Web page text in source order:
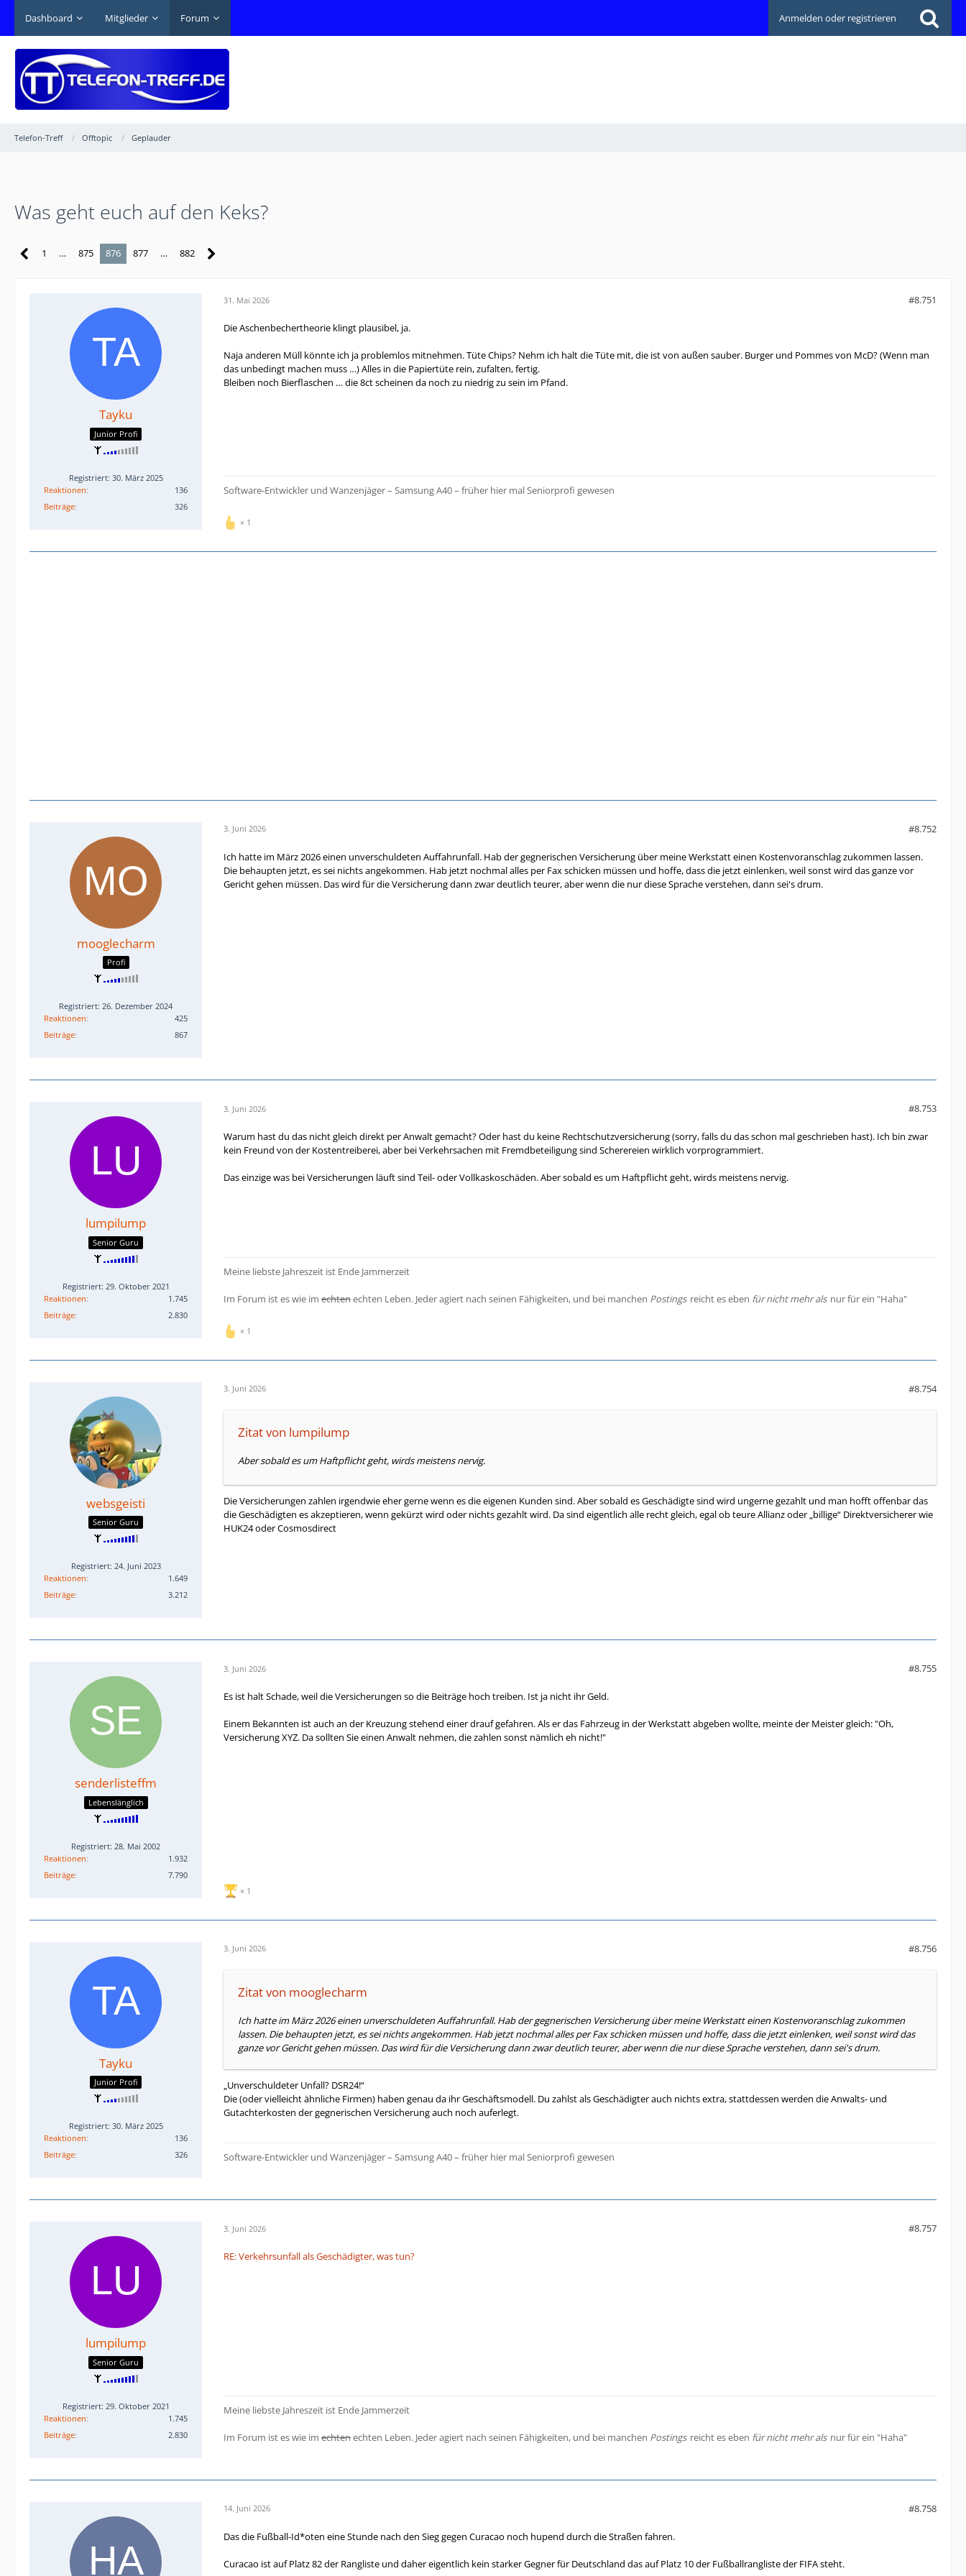
Dashboard Mitglieder Forum Anmelden oder registrieren
Telefon-Treff Offtopic Geplauder
Was geht euch auf den Keks?
1 … 875 876 877 … 882
Tayku
Junior Profi
Registriert: 30. März 2025
Reaktionen
136
Beiträge
326
31. Mai 2026 #8.751
Die Aschenbechertheorie klingt plausibel, ja.
Naja anderen Müll könnte ich ja problemlos mitnehmen. Tüte Chips? Nehm ich halt die Tüte mit, die ist von außen sauber. Burger und Pommes von McD? (Wenn man
das unbedingt machen muss …) Alles in die Papiertüte rein, zufalten, fertig.
Bleiben noch Bierflaschen … die 8ct scheinen da noch zu niedrig zu sein im Pfand.
Software-Entwickler und Wanzenjäger – Samsung A40 – früher hier mal Seniorprofi gewesen
1
mooglecharm
Profi
Registriert: 26. Dezember 2024
Reaktionen
425
Beiträge
867
3. Juni 2026 #8.752
Ich hatte im März 2026 einen unverschuldeten Auffahrunfall. Hab der gegnerischen Versicherung über meine Werkstatt einen Kostenvoranschlag zukommen lassen.
Die behaupten jetzt, es sei nichts angekommen. Hab jetzt nochmal alles per Fax schicken müssen und hoffe, dass die jetzt einlenken, weil sonst wird das ganze vor
Gericht gehen müssen. Das wird für die Versicherung dann zwar deutlich teurer, aber wenn die nur diese Sprache verstehen, dann sei's drum.
lumpilump
Senior Guru
Registriert: 29. Oktober 2021
Reaktionen
1.745
Beiträge
2.830
3. Juni 2026 #8.753
Warum hast du das nicht gleich direkt per Anwalt gemacht? Oder hast du keine Rechtschutzversicherung (sorry, falls du das schon mal geschrieben hast). Ich bin zwar
kein Freund von der Kostentreiberei, aber bei Verkehrsachen mit Fremdbeteiligung sind Scherereien wirklich vorprogrammiert.
Das einzige was bei Versicherungen läuft sind Teil- oder Vollkaskoschäden. Aber sobald es um Haftpflicht geht, wirds meistens nervig.
Meine liebste Jahreszeit ist Ende Jammerzeit
Im Forum ist es wie im echtenechten Leben. Jeder agiert nach seinen Fähigkeiten, und bei manchen Postings reicht es eben für nicht mehr als nur für ein "Haha"
1
websgeisti
Senior Guru
Registriert: 24. Juni 2023
Reaktionen
1.649
Beiträge
3.212
3. Juni 2026 #8.754
Zitat von lumpilump
Aber sobald es um Haftpflicht geht, wirds meistens nervig.
Die Versicherungen zahlen irgendwie eher gerne wenn es die eigenen Kunden sind. Aber sobald es Geschädigte sind wird ungerne gezahlt und man hofft offenbar das
die Geschädigten es akzeptieren, wenn gekürzt wird oder nichts gezahlt wird. Da sind eigentlich alle recht gleich, egal ob teure Allianz oder „billige“ Direktversicherer wie
HUK24 oder Cosmosdirect
senderlisteffm
Lebenslänglich
Registriert: 28. Mai 2002
Reaktionen
1.932
Beiträge
7.790
3. Juni 2026 #8.755
Es ist halt Schade, weil die Versicherungen so die Beiträge hoch treiben. Ist ja nicht ihr Geld.
Einem Bekannten ist auch an der Kreuzung stehend einer drauf gefahren. Als er das Fahrzeug in der Werkstatt abgeben wollte, meinte der Meister gleich: "Oh,
Versicherung XYZ. Da sollten Sie einen Anwalt nehmen, die zahlen sonst nämlich eh nicht!"
1
Tayku
Junior Profi
Registriert: 30. März 2025
Reaktionen
136
Beiträge
326
3. Juni 2026 #8.756
Zitat von mooglecharm
Ich hatte im März 2026 einen unverschuldeten Auffahrunfall. Hab der gegnerischen Versicherung über meine Werkstatt einen Kostenvoranschlag zukommen
lassen. Die behaupten jetzt, es sei nichts angekommen. Hab jetzt nochmal alles per Fax schicken müssen und hoffe, dass die jetzt einlenken, weil sonst wird das
ganze vor Gericht gehen müssen. Das wird für die Versicherung dann zwar deutlich teurer, aber wenn die nur diese Sprache verstehen, dann sei's drum.
„Unverschuldeter Unfall? DSR24!“
Die (oder vielleicht ähnliche Firmen) haben genau da ihr Geschäftsmodell. Du zahlst als Geschädigter auch nichts extra, stattdessen werden die Anwalts- und
Gutachterkosten der gegnerischen Versicherung auch noch auferlegt.
Software-Entwickler und Wanzenjäger – Samsung A40 – früher hier mal Seniorprofi gewesen
lumpilump
Senior Guru
Registriert: 29. Oktober 2021
Reaktionen
1.745
Beiträge
2.830
3. Juni 2026 #8.757
RE: Verkehrsunfall als Geschädigter, was tun?
Meine liebste Jahreszeit ist Ende Jammerzeit
Im Forum ist es wie im echtenechten Leben. Jeder agiert nach seinen Fähigkeiten, und bei manchen Postings reicht es eben für nicht mehr als nur für ein "Haha"
14. Juni 2026 #8.758
Das die Fußball-Id*oten eine Stunde nach den Sieg gegen Curacao noch hupend durch die Straßen fahren.
Curacao ist auf Platz 82 der Rangliste und daher eigentlich kein starker Gegner für Deutschland das auf Platz 10 der Fußballrangliste der FIFA steht.